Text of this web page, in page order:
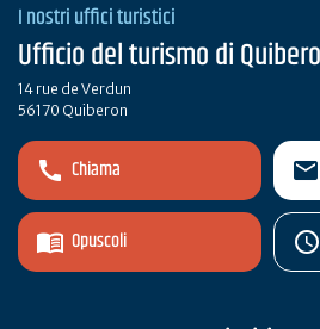
I nostri uffici turistici
Ufficio del turismo di
14 rue de Verdun
56170 Quiberon
Chiama
Opuscoli